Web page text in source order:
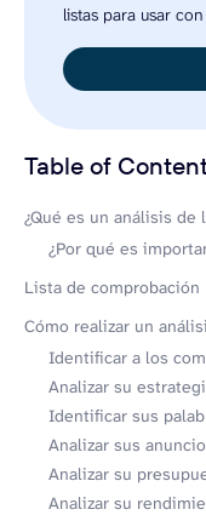
listas para usar
Table of
hide
¿Qué es un análisis de
¿Por qué es
Lista de comprobación
Cómo realizar un
Identificar a los
Analizar su
Identificar sus
Analizar sus
Analizar su
Analizar su